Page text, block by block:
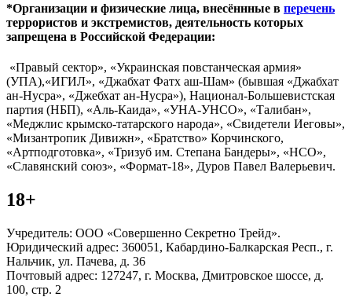
*Организации и физические лица, внесённные в перечень
террористов и экстремистов, деятельность которых
запрещена в Российской Федерации:
«Правый сектор», «Украинская повстанческая армия»
(УПА),«ИГИЛ», «Джабхат Фатх аш-Шам» (бывшая «Джабхат
ан-Нусра», «Джебхат ан-Нусра»), Национал-Большевистская
партия (НБП), «Аль-Каида», «УНА-УНСО», «Талибан»,
«Меджлис крымско-татарского народа», «Свидетели Иеговы»,
«Мизантропик Дивижн», «Братство» Корчинского,
«Артподготовка», «Тризуб им. Степана Бандеры», «НСО»,
«Славянский союз», «Формат-18», Дуров Павел Валерьевич.
18+
Учредитель: ООО «Совершенно Секретно Трейд».
Юридический адрес: 360051, Кабардино-Балкарская Респ., г.
Нальчик, ул. Пачева, д. 36
Почтовый адрес: 127247, г. Москва, Дмитровское шоссе, д.
100, стр. 2